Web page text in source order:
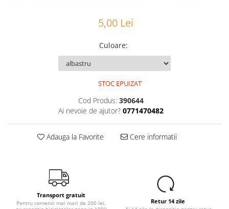
Schimbatoare si accesorii
5,00 Lei
Culoare:
STOC EPUIZAT
Cod Produs: 390644
Ai nevoie de ajutor? 0771470482
Adauga la Favorite Cere informatii
Transport gratuit
Pentru comenzi mai mari de 200 lei,
Retur 14 zile